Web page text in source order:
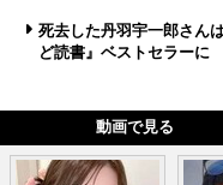
死去した丹羽宇一郎さん
ど読書』ベストセラーに
動画で見る